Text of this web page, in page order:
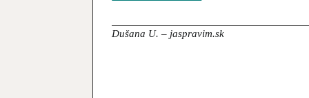
Dušana U. – jaspravim.sk